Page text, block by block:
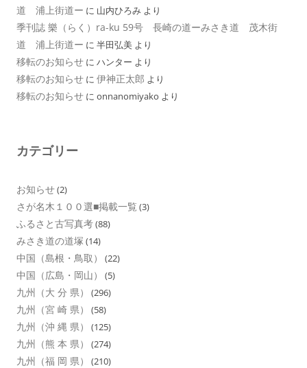
道 浦上街道ー に 山内ひろみ より
季刊誌 樂（らく）ra-ku 59号 長崎の道ーみさき道 茂木街
道 浦上街道ー に 半田弘美 より
移転のお知らせ に ハンター より
移転のお知らせ に 伊神正太郎 より
移転のお知らせ に onnanomiyako より
カテゴリー
お知らせ(2)
さが名木１００選■掲載一覧 (3)
ふるさと古写真考(88)
みさき道の道塚 (14)
中国（島根・鳥取） (22)
中国（広島・岡山） (5)
九州（大 分 県） (296)
九州（宮 崎 県） (58)
九州（沖 縄 県） (125)
九州（熊 本 県） (274)
九州（福 岡 県） (210)